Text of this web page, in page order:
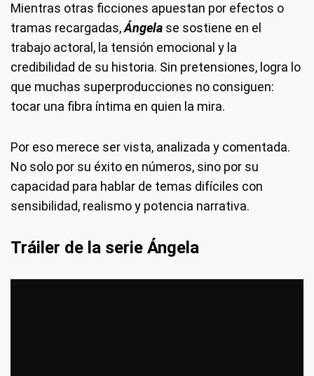
Mientras otras ficciones apuestan por efectos o
tramas recargadas,Ángela se sostiene en el
trabajo actoral, la tensión emocional y la
credibilidad de su historia. Sin pretensiones, logra lo
que muchas superproducciones no consiguen:
tocar una fibra íntima en quien la mira.
Por eso merece ser vista, analizada y comentada.
No solo por su éxito en números, sino por su
capacidad para hablar de temas difíciles con
sensibilidad, realismo y potencia narrativa.
Tráiler de la serie Ángela